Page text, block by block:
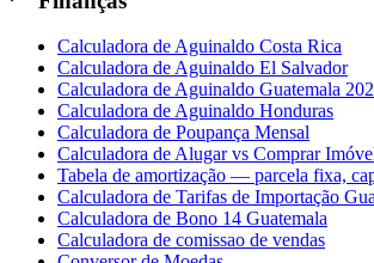
Calculadora de Aguinaldo Costa Rica
Calculadora de Aguinaldo El Salvador
Calculadora de Aguinaldo Guatemala
Calculadora de Aguinaldo Honduras
Calculadora de Poupança Mensal
Calculadora de Alugar vs Comprar
Tabela de amortização — parcela fixa,
Calculadora de Tarifas de Importação
Calculadora de Bono 14 Guatemala
Calculadora de comissao de vendas